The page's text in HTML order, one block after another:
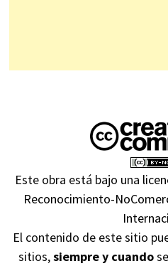
Este obra está bajo una
Reconocimiento-
El contenido de este sitio
sitios,siempre y cuando